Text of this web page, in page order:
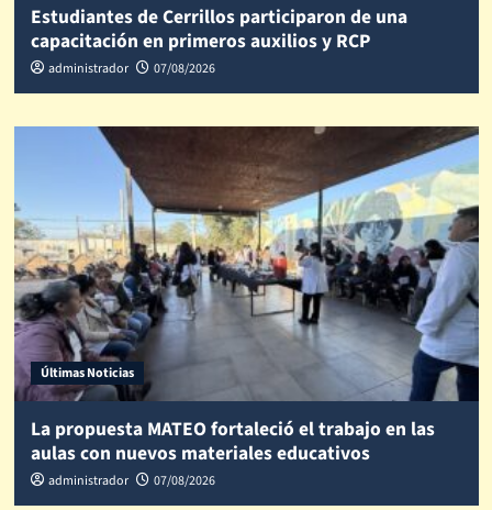
Estudiantes de Cerrillos participaron de una
capacitación en primeros auxilios y RCP
administrador 07/08/2026
Últimas Noticias
La propuesta MATEO fortaleció el trabajo en las
aulas con nuevos materiales educativos
administrador 07/08/2026